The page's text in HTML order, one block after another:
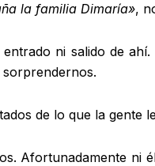
la familia Dimaría»,
ni salido de
de lo que la gente
Afortunadamente ni